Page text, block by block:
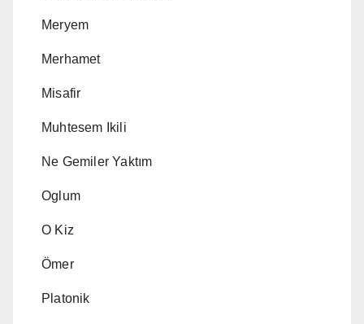
Meryem
Merhamet
Misafir
Muhtesem Ikili
Ne Gemiler Yaktım
Oglum
O Kiz
Ömer
Platonik